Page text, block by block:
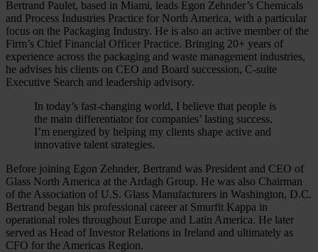
Bertrand Paulet, based in Miami, leads Egon Zehnder’s Chemicals
and Process Industries Practice for North America, with a particular
focus on the Packaging Industry. He is also an active member of the
Firm’s Chief Financial Officer Practice. Bringing 20+ years of
experience across the packaging and waste management industries,
he advises his clients on CEO and Board succession, C-suite
Executive Search and leadership advisory.
In today’s fast-changing world, I believe that people is
the main differentiator for companies’ lasting success.
I’m energized by helping my clients shape active and
innovative talent strategies.
Before joining Egon Zehnder, Bertrand was President and CEO of
Glass North America at the Ardagh Group. He was also Chairman
of the Association of U.S. Glass Manufacturers in Washington, D.C.
Bertrand began his professional career at Smurfit Kappa in
operational roles throughout Europe and Latin America. He later
served as Head of Investor Relations in Ireland and ultimately as
CFO for the Americas Region.